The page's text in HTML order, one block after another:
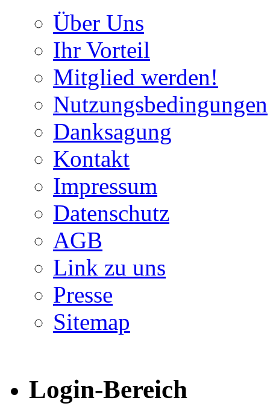
Über Uns
Ihr Vorteil
Mitglied werden!
Nutzungsbedingungen
Danksagung
Kontakt
Impressum
Datenschutz
AGB
Link zu uns
Presse
Sitemap
Login-Bereich